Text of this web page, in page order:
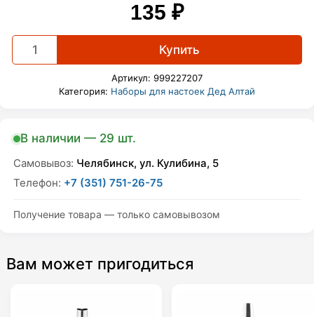
135 ₽
Имбирно-
лимонная
и
специй
quantity
Купить
Артикул: 999227207
Категория: Наборы для настоек Дед Алтай
В наличии — 29 шт.
Самовывоз: Челябинск, ул. Кулибина, 5
Телефон: +7 (351) 751-26-75
Получение товара — только самовывозом
Вам может пригодиться